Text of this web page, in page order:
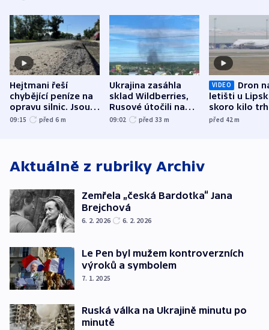
Hejtmani řeší
chybějící peníze na
opravu silnic. Jsou
nenárokové, namítá
09:15 před 6 m
Ukrajina zasáhla
sklad Wildberries,
Rusové útočili na
trh, hasiče či
09:02 před 33 m
VIDEO
Dron
letišti u
skoro kilo
indicie
před 42m
Aktuálně z rubriky Archiv
Zemřela „česká Bardotka“ Jana
Brejchová
6. 2. 2026 6. 2. 2026
Le Pen byl mužem kontroverzních
výroků a symbolem
7. 1. 2025
Ruská válka na Ukrajině minutu po
minutě